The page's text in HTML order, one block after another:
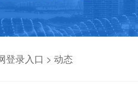
登录入口 > 动态